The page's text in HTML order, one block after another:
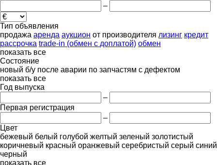
–
Тип объявления
продажа аренда аукцион от производителя лизинг кредит
рассрочка trade-in (обмен с доплатой) обмен
показать все
Состояние
новый б/у после аварии по запчастям с дефектом
показать все
Год выпуска
–
Первая регистрация
–
Цвет
бежевый белый голубой желтый зеленый золотистый
коричневый красный оранжевый серебристый серый синий
черный
показать все